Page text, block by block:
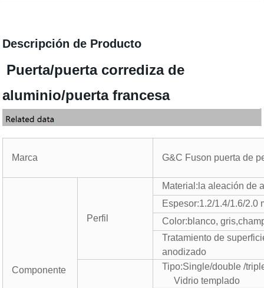
Descripción de Producto
Puerta/puerta corrediza de
aluminio/puerta francesa
Marca G&C Fuson puerta de
Componente
Perfil
Material:la aleación de
Espesor:1.2/1.4/1.6/2.0
Color:blanco,
Tratamiento de
anodizado
Tipo:Single/double /
Vidrio templado